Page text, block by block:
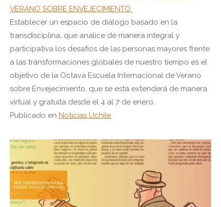
VERANO SOBRE ENVEJECIMIENTO
Establecer un espacio de diálogo basado en la
transdisciplina, que analice de manera integral y
participativa los desafíos de las personas mayores frente
a las transformaciones globales de nuestro tiempo es el
objetivo de la Octava Escuela Internacional de Verano
sobre Envejecimiento, que se está extenderá de manera
virtual y gratuita desde el 4 al 7 de enero.
Publicado en Noticias Uchile